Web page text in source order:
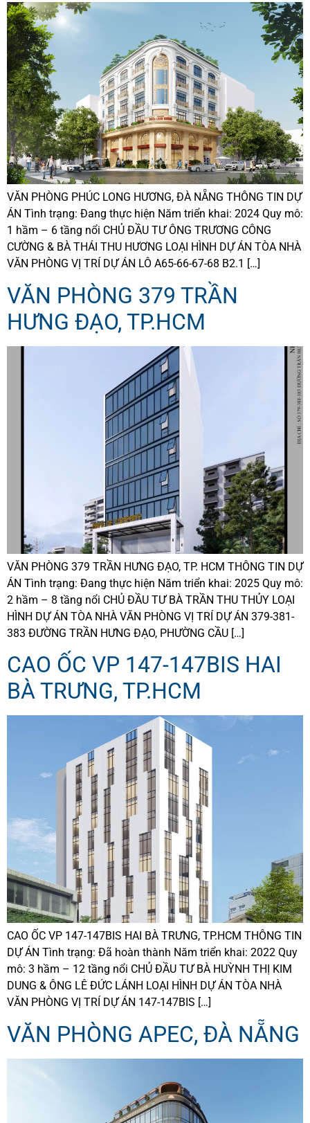
VĂN PHÒNG PHÚC LONG HƯƠNG, ĐÀ NẴNG THÔNG TIN DỰ
ÁN Tình trạng: Đang thực hiện Năm triển khai: 2024 Quy mô:
1 hầm – 6 tầng nổi CHỦ ĐẦU TƯ ÔNG TRƯƠNG CÔNG
CƯỜNG & BÀ THÁI THU HƯƠNG LOẠI HÌNH DỰ ÁN TÒA NHÀ
VĂN PHÒNG VỊ TRÍ DỰ ÁN LÔ A65-66-67-68 B2.1 […]
VĂN PHÒNG 379 TRẦN
HƯNG ĐẠO, TP.HCM
VĂN PHÒNG 379 TRẦN HƯNG ĐẠO, TP. HCM THÔNG TIN DỰ
ÁN Tình trạng: Đang thực hiện Năm triển khai: 2025 Quy mô:
2 hầm – 8 tầng nổi CHỦ ĐẦU TƯ BÀ TRẦN THU THỦY LOẠI
HÌNH DỰ ÁN TÒA NHÀ VĂN PHÒNG VỊ TRÍ DỰ ÁN 379-381-
383 ĐƯỜNG TRẦN HƯNG ĐẠO, PHƯỜNG CẦU […]
CAO ỐC VP 147-147BIS HAI
BÀ TRƯNG, TP.HCM
CAO ỐC VP 147-147BIS HAI BÀ TRƯNG, TP.HCM THÔNG TIN
DỰ ÁN Tình trạng: Đã hoàn thành Năm triển khai: 2022 Quy
mô: 3 hầm – 12 tầng nổi CHỦ ĐẦU TƯ BÀ HUỲNH THỊ KIM
DUNG & ÔNG LÊ ĐỨC LÁNH LOẠI HÌNH DỰ ÁN TÒA NHÀ
VĂN PHÒNG VỊ TRÍ DỰ ÁN 147-147BIS […]
VĂN PHÒNG APEC, ĐÀ NẴNG